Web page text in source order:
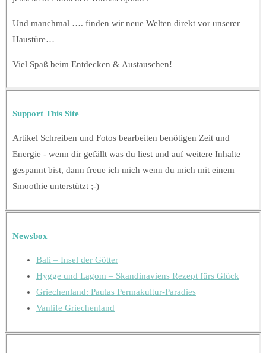
Und manchmal …. finden wir neue Welten direkt vor unserer
Haustüre…
Viel Spaß beim Entdecken & Austauschen!
Support This Site
Artikel Schreiben und Fotos bearbeiten benötigen Zeit und
Energie - wenn dir gefällt was du liest und auf weitere Inhalte
gespannt bist, dann freue ich mich wenn du mich mit einem
Smoothie unterstützt ;-)
Newsbox
Bali – Insel der Götter
Hygge und Lagom – Skandinaviens Rezept fürs Glück
Griechenland: Paulas Permakultur-Paradies
Vanlife Griechenland